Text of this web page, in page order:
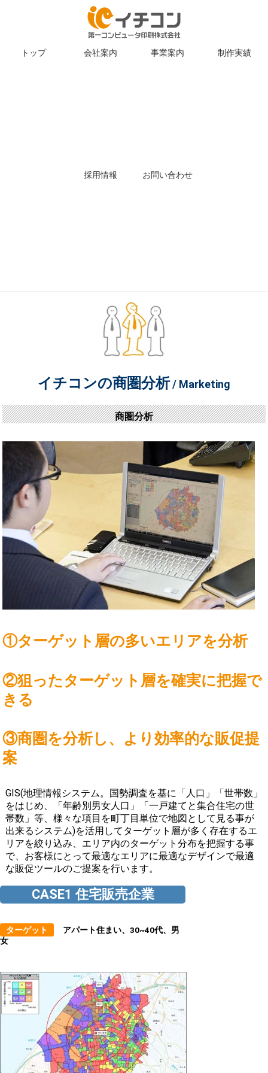
トップ 会社案内 事業案内 制作実績
採用情報 お問い合わせ
イチコンの商圏分析/ Marketing
商圏分析
①ターゲット層の多いエリアを分析
②狙ったターゲット層を確実に把握で
きる
③商圏を分析し、より効率的な販促提
案
GIS(地理情報システム。国勢調査を基に「人口」「世帯数」
をはじめ、「年齢別男女人口」「一戸建てと集合住宅の世
帯数」等、様々な項目を町丁目単位で地図として見る事が
出来るシステム)を活用してターゲット層が多く存在するエ
リアを絞り込み、エリア内のターゲット分布を把握する事
で、お客様にとって最適なエリアに最適なデザインで最適
な販促ツールのご提案を行います。
CASE1 住宅販売企業
ターゲット
アパート住まい、30~40代、男
女